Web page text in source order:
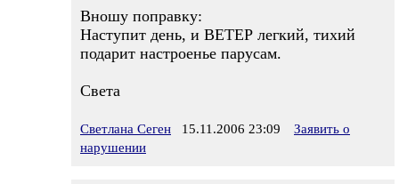
Вношу поправку:
Наступит день, и ВЕТЕР легкий, тихий
подарит настроенье парусам.
Света
Светлана Сеген 15.11.2006 23:09
Заявить о
нарушении